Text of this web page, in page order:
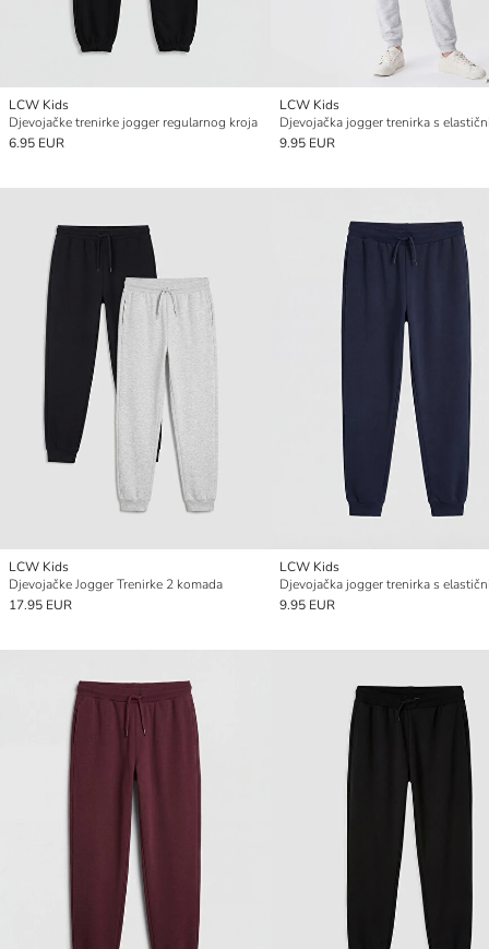
LCW Kids
Djevojačke trenirke jogger regularnog kroja
6.95 EUR
LCW Kids
9.95 EUR
LCW Kids
Djevojačke Jogger Trenirke 2 komada
17.95 EUR
LCW Kids
9.95 EUR